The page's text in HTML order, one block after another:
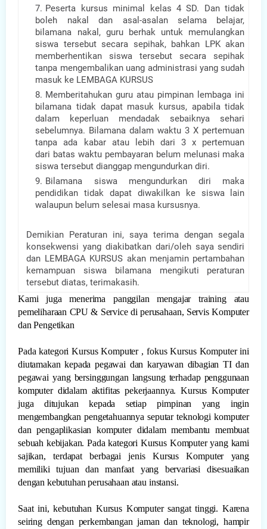
Peserta kursus minimal kelas 4 SD. Dan tidak
boleh nakal dan asal-asalan selama belajar,
bilamana nakal, guru berhak untuk memulangkan
siswa tersebut secara sepihak, bahkan LPK akan
memberhentikan siswa tersebut secara sepihak
tanpa mengembalikan uang administrasi yang sudah
masuk ke LEMBAGA KURSUS
Memberitahukan guru atau pimpinan lembaga ini
bilamana tidak dapat masuk kursus, apabila tidak
dalam keperluan mendadak sebaiknya sehari
sebelumnya. Bilamana dalam waktu 3 X pertemuan
tanpa ada kabar atau lebih dari 3 x pertemuan
dari batas waktu pembayaran belum melunasi maka
siswa tersebut dianggap mengundurkan diri.
Bilamana siswa mengundurkan diri maka
pendidikan tidak dapat diwakilkan ke siswa lain
walaupun belum selesai masa kursusnya.
Demikian Peraturan ini, saya terima dengan segala
konsekwensi yang diakibatkan dari/oleh saya sendiri
dan LEMBAGA KURSUS akan menjamin pertambahan
kemampuan siswa bilamana mengikuti peraturan
tersebut diatas, terimakasih.
Kami juga menerima panggilan mengajar training atau
pemeliharaan CPU & Service di perusahaan, Servis Komputer
dan Pengetikan
Pada kategori Kursus Komputer , fokus Kursus Komputer ini
diutamakan kepada pegawai dan karyawan dibagian TI dan
pegawai yang bersinggungan langsung terhadap penggunaan
komputer didalam aktifitas pekerjaannya. Kursus Komputer
juga ditujukan kepada setiap pimpinan yang ingin
mengembangkan pengetahuannya seputar teknologi komputer
dan pengaplikasian komputer didalam membantu membuat
sebuah kebijakan. Pada kategori Kursus Komputer yang kami
sajikan, terdapat berbagai jenis Kursus Komputer yang
memiliki tujuan dan manfaat yang bervariasi disesuaikan
dengan kebutuhan perusahaan atau instansi.
Saat ini, kebutuhan Kursus Komputer sangat tinggi. Karena
seiring dengan perkembangan jaman dan teknologi, hampir